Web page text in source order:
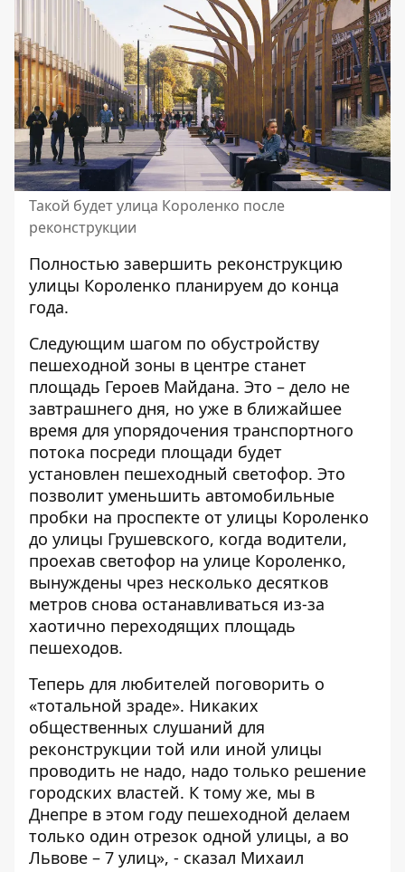
Такой будет улица Короленко после
реконструкции
Полностью завершить реконструкцию
улицы Короленко планируем до конца
года.
Следующим шагом по обустройству
пешеходной зоны в центре станет
площадь Героев Майдана. Это – дело не
завтрашнего дня, но уже в ближайшее
время для упорядочения транспортного
потока посреди площади будет
установлен пешеходный светофор. Это
позволит уменьшить автомобильные
пробки на проспекте от улицы Короленко
до улицы Грушевского, когда водители,
проехав светофор на улице Короленко,
вынуждены чрез несколько десятков
метров снова останавливаться из-за
хаотично переходящих площадь
пешеходов.
Теперь для любителей поговорить о
«тотальной зраде». Никаких
общественных слушаний для
реконструкции той или иной улицы
проводить не надо, надо только решение
городских властей. К тому же, мы в
Днепре в этом году пешеходной делаем
только один отрезок одной улицы, а во
Львове – 7 улиц», - сказал Михаил